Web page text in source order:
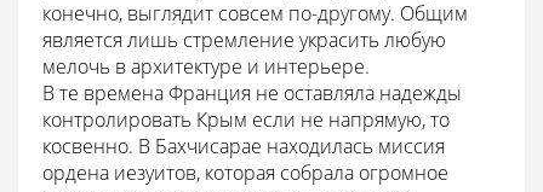
конечно, выглядит совсем по-другому. Общим
является лишь стремление украсить любую
мелочь в архитектуре и интерьере.
В те времена Франция не оставляла надежды
контролировать Крым если не напрямую, то
косвенно. В Бахчисарае находилась миссия
ордена иезуитов, которая собрала огромное